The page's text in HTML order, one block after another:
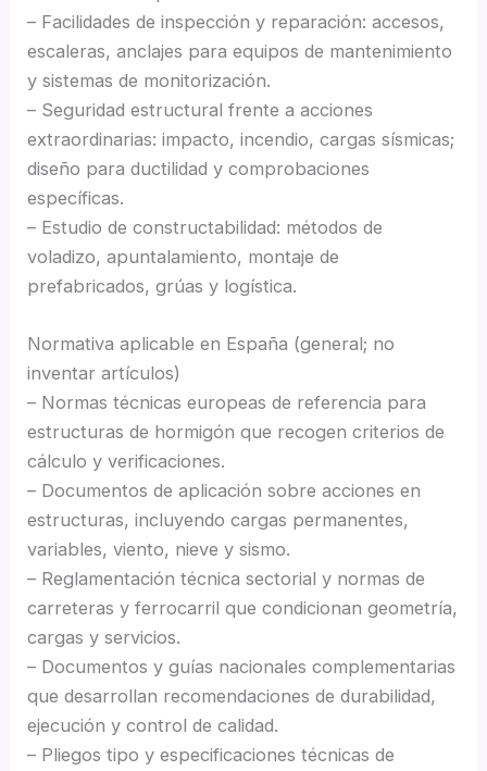
– Facilidades de inspección y reparación: accesos,
escaleras, anclajes para equipos de mantenimiento
y sistemas de monitorización.
– Seguridad estructural frente a acciones
extraordinarias: impacto, incendio, cargas sísmicas;
diseño para ductilidad y comprobaciones
específicas.
– Estudio de constructabilidad: métodos de
voladizo, apuntalamiento, montaje de
prefabricados, grúas y logística.
Normativa aplicable en España (general; no
inventar artículos)
– Normas técnicas europeas de referencia para
estructuras de hormigón que recogen criterios de
cálculo y verificaciones.
– Documentos de aplicación sobre acciones en
estructuras, incluyendo cargas permanentes,
variables, viento, nieve y sismo.
– Reglamentación técnica sectorial y normas de
carreteras y ferrocarril que condicionan geometría,
cargas y servicios.
– Documentos y guías nacionales complementarias
que desarrollan recomendaciones de durabilidad,
ejecución y control de calidad.
– Pliegos tipo y especificaciones técnicas de